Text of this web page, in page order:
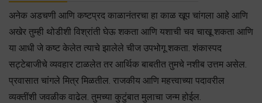
अनेक अडचणी आणि कष्टप्रद काळानंतरचा हा काळ खूप चांगला आहे आणि
अखेर तुम्ही थोडीशी विश्रांती घेऊ शकता आणि यशाची चव चाखू शकता आणि
या आधी जे कष्ट केलेत त्याचे झालेले चीज उपभोगू शकता. शंकास्पद
सट्टेबाजीचे व्यवहार टाळलेत तर आर्थिक बाबतीत तुमचे नशीब उत्तम असेल.
प्रवासात चांगले मित्र मिळतील. राजकीय आणि महत्त्वाच्या पदावरील
व्यक्तींशी जवळीक वाढेल. तुमच्या कुटुंबात मुलाचा जन्म होईल.